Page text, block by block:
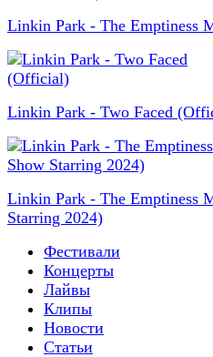
Linkin Park - The Emptiness
Linkin Park - Two Faced
Linkin Park - The Emptiness
Starring 2024)
Фестивали
Концерты
Лайвы
Клипы
Новости
Статьи